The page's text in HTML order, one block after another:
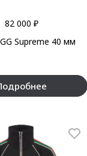
82 000 ₽
Supreme 40 мм